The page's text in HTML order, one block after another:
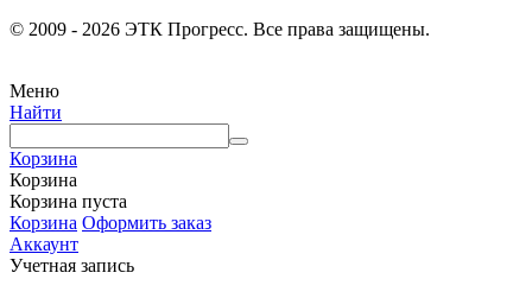
© 2009 - 2026 ЭТК Прогресс. Все права защищены.
Меню
Найти
Корзина
Корзина
Корзина пуста
Корзина Оформить заказ
Аккаунт
Учетная запись